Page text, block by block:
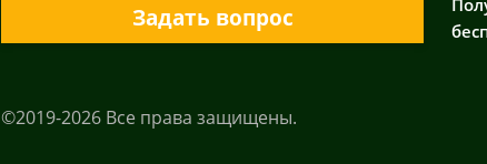
Задать вопрос
©2019-2026 Все права защищены.